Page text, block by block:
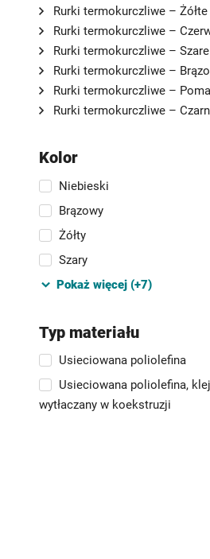
Rurki termokurczliwe – Żółte
Rurki termokurczliwe –
Rurki termokurczliwe – Szare
Rurki termokurczliwe –
Rurki termokurczliwe –
Rurki termokurczliwe –
Kolor
Niebieski
Brązowy
Żółty
Szary
Pokaż więcej (+7)
Typ materiału
Usieciowana poliolefina
Usieciowana poliolefina, klej
wytłaczany w koekstruzji